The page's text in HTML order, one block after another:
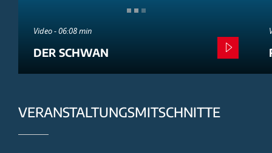
Video - 06:08 min
DER SCHWAN
VERANSTALTUNGSMITSCHNITTE